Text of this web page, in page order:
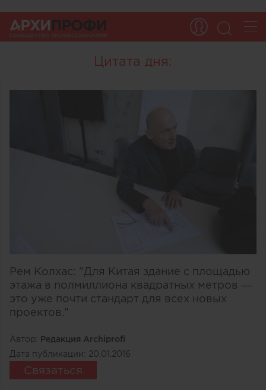
Цитата дня:
Рем Колхас: "Для Китая здание с площадью
этажа в полмиллиона квадратных метров —
это уже почти стандарт для всех новых
проектов."
Автор: Редакция Archiprofi
Дата публикации: 20.01.2016
Связаться